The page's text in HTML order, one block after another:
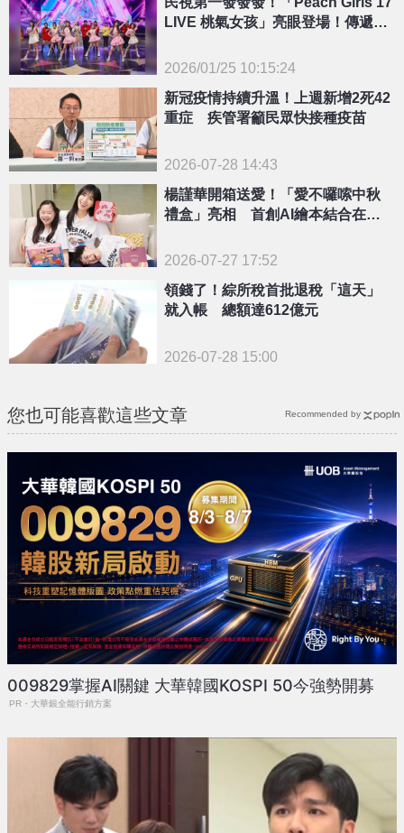
{PLAYICON}
LIVE 桃氣女孩」亮眼登場！傳遞活
2026/01/25 10:15:24
新冠疫情持續升溫！上週新增2死42
重症 疾管署籲民眾快接種疫苗
2026-07-28 14:43
楊謹華開箱送愛！「愛不囉嗦中秋
禮盒」亮相 首創AI繪本結合在地
2026-07-27 17:52
領錢了！綜所稅首批退稅「這天」
就入帳 總額達612億元
2026-07-28 15:00
您也可能喜歡這些文章
009829掌握AI關鍵 大華韓國KOSPI 50今強勢開募
PR・大華銀全能行銷方案
Recommended by